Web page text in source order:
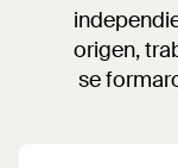
origen,
se